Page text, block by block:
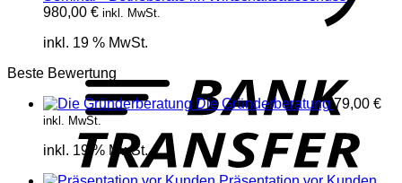
980,00 € inkl. MwSt.
inkl. 19 % MwSt.
Beste Bewertung
Die Gründerberatung 79,00 €
inkl. MwSt.
inkl. 19 % MwSt.